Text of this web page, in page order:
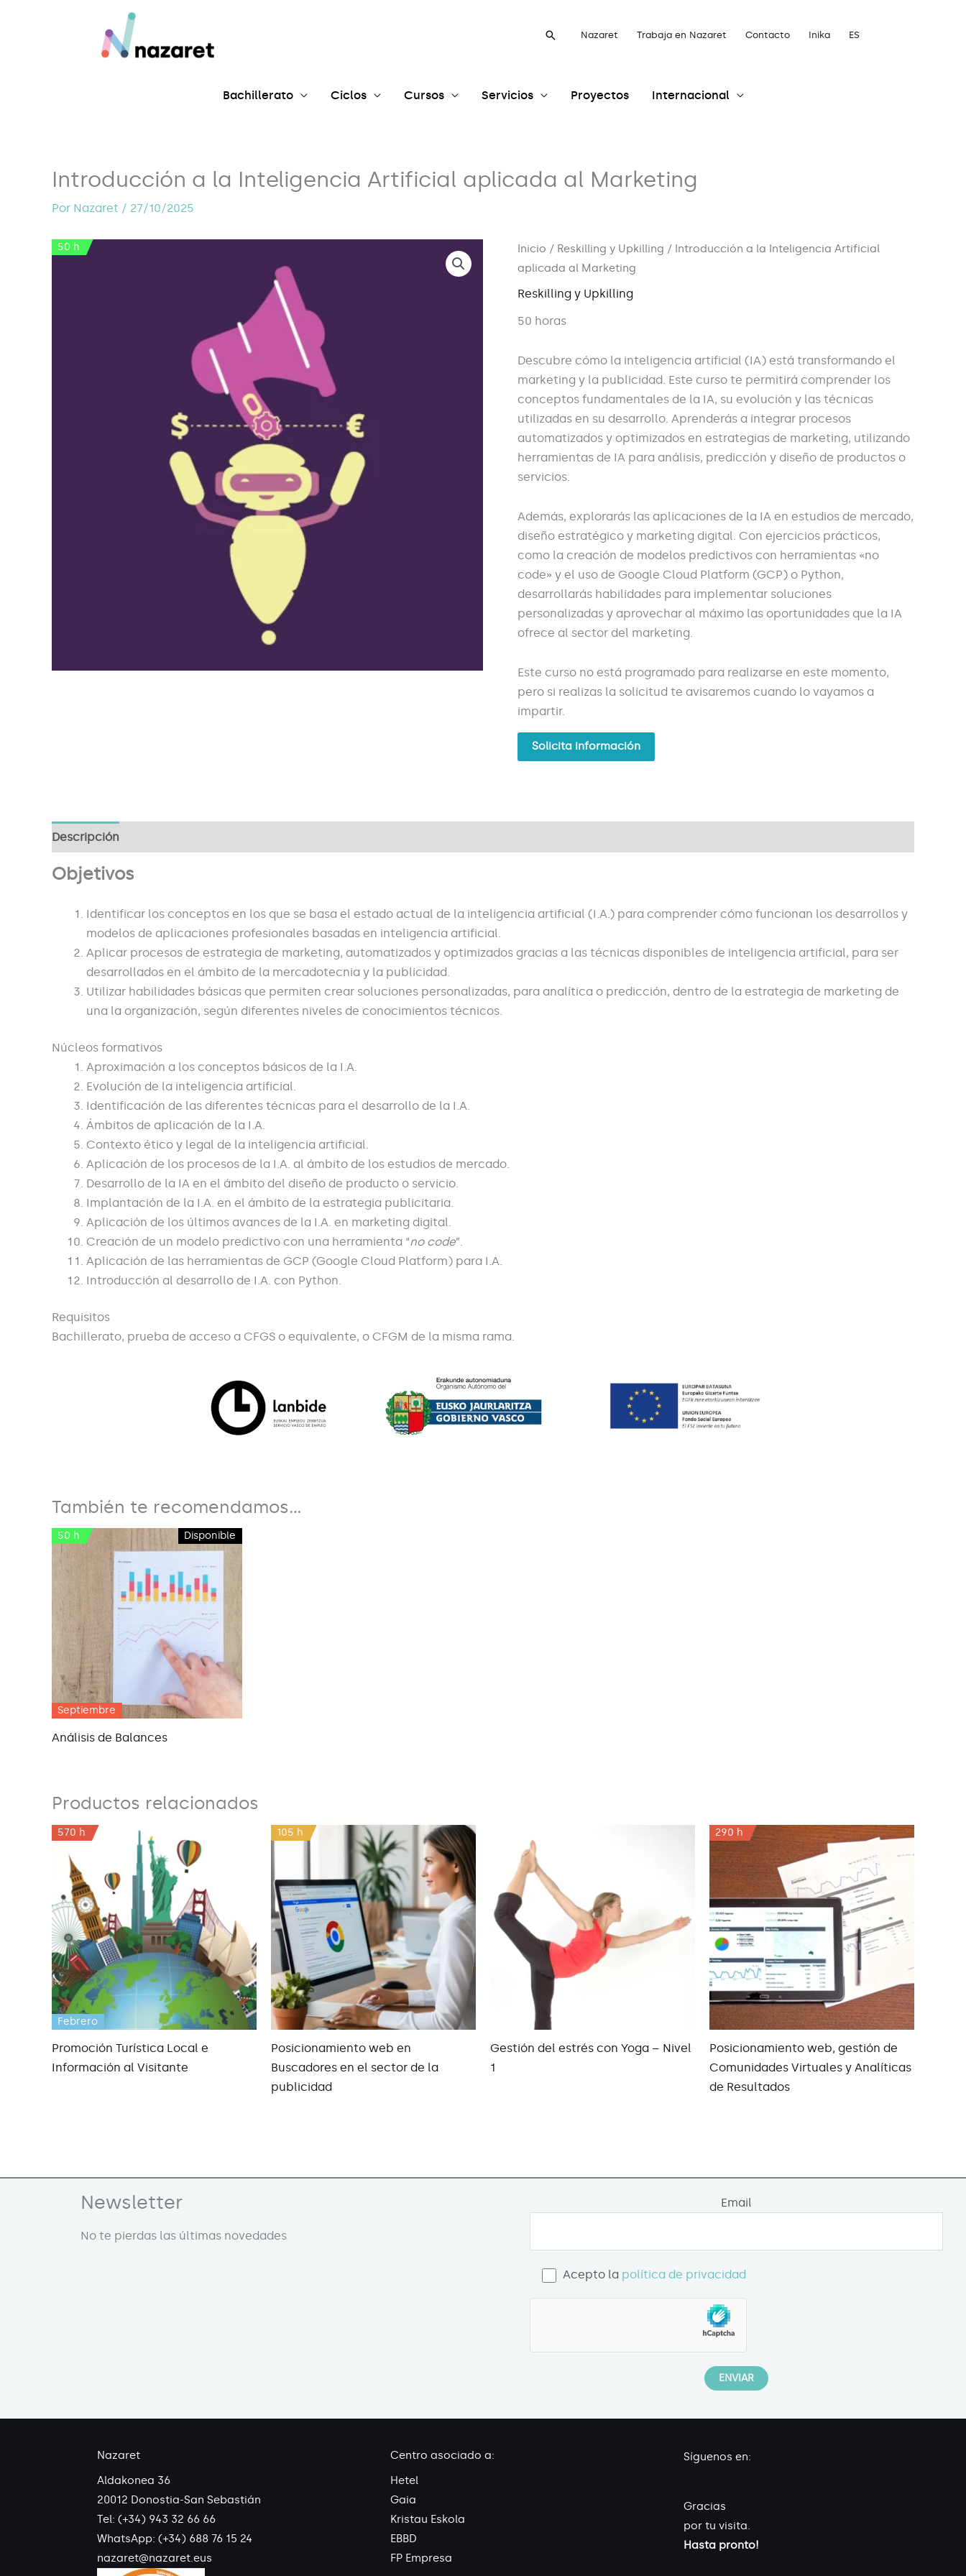
BuscarNazaret Trabaja en Nazaret Contacto Inika ES
Bachillerato Ciclos Cursos Servicios Proyectos Internacional
Introducción a la Inteligencia Artificial aplicada al Marketing
Por Nazaret / 27/10/2025
50 h Inicio / Reskilling y Upkilling / Introducción a la Inteligencia Artificial
aplicada al Marketing
Reskilling y Upkilling
50 horas
Descubre cómo la inteligencia artificial (IA) está transformando el
marketing y la publicidad. Este curso te permitirá comprender los
conceptos fundamentales de la IA, su evolución y las técnicas
utilizadas en su desarrollo. Aprenderás a integrar procesos
automatizados y optimizados en estrategias de marketing, utilizando
herramientas de IA para análisis, predicción y diseño de productos o
servicios.
Además, explorarás las aplicaciones de la IA en estudios de mercado,
diseño estratégico y marketing digital. Con ejercicios prácticos,
como la creación de modelos predictivos con herramientas «no
code» y el uso de Google Cloud Platform (GCP) o Python,
desarrollarás habilidades para implementar soluciones
personalizadas y aprovechar al máximo las oportunidades que la IA
ofrece al sector del marketing.
Este curso no está programado para realizarse en este momento,
pero si realizas la solicitud te avisaremos cuando lo vayamos a
impartir.
Solicita información
Descripción
Objetivos
Identificar los conceptos en los que se basa el estado actual de la inteligencia artificial (I.A.) para comprender cómo funcionan los desarrollos y
modelos de aplicaciones profesionales basadas en inteligencia artificial.
Aplicar procesos de estrategia de marketing, automatizados y optimizados gracias a las técnicas disponibles de inteligencia artificial, para ser
desarrollados en el ámbito de la mercadotecnia y la publicidad.
Utilizar habilidades básicas que permiten crear soluciones personalizadas, para analítica o predicción, dentro de la estrategia de marketing de
una la organización, según diferentes niveles de conocimientos técnicos.
Núcleos formativos
Aproximación a los conceptos básicos de la I.A.
Evolución de la inteligencia artificial.
Identificación de las diferentes técnicas para el desarrollo de la I.A.
Ámbitos de aplicación de la I.A.
Contexto ético y legal de la inteligencia artificial.
Aplicación de los procesos de la I.A. al ámbito de los estudios de mercado.
Desarrollo de la IA en el ámbito del diseño de producto o servicio.
Implantación de la I.A. en el ámbito de la estrategia publicitaria.
Aplicación de los últimos avances de la I.A. en marketing digital.
Creación de un modelo predictivo con una herramienta “no code”.
Aplicación de las herramientas de GCP (Google Cloud Platform) para I.A.
Introducción al desarrollo de I.A. con Python.
Requisitos
Bachillerato, prueba de acceso a CFGS o equivalente, o CFGM de la misma rama.
También te recomendamos…
Septiembre
Disponible
50 h
Análisis de Balances
Productos relacionados
Febrero
570 h
Promoción Turística Local e
Información al Visitante
105 h
Posicionamiento web en
Buscadores en el sector de la
publicidad
Gestión del estrés con Yoga – Nivel
1
290 h
Posicionamiento web, gestión de
Comunidades Virtuales y Analíticas
de Resultados
Newsletter
No te pierdas las últimas novedades
Email
Acepto la política de privacidad
Nazaret
Aldakonea 36
20012 Donostia-San Sebastián
Tel: (+34) 943 32 66 66
WhatsApp: (+34) 688 76 15 24
nazaret@nazaret.eus
Centro asociado a:
Hetel
Gaia
Kristau Eskola
EBBD
FP Empresa
Síguenos en:
Gracias
por tu visita.
Hasta pronto!